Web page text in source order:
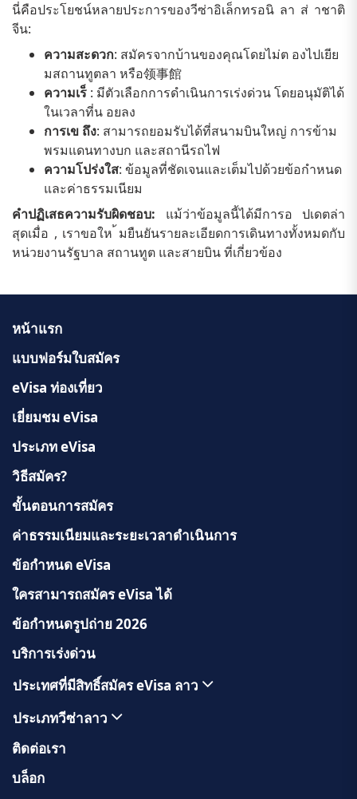
นี่คือประโยชน์หลายประการของวีซ่าอิเล็กทรอนิ ลา ส่ าชาติ
จีน:
ความสะดวก: สมัครจากบ้านของคุณโดยไม่ต องไปเยีย
มสถานทูตลา หรือ领事館
ความเร็ : มีตัวเลือกการดำเนินการเร่งด่วน โดยอนุมัติได้
ในเวลาที่น อยลง
การเข ถึง: สามารถยอมรับได้ที่สนามบินใหญ่ การข้าม
พรมแดนทางบก และสถานีรถไฟ
ความโปร่งใส: ข้อมูลที่ชัดเจนและเต็มไปด้วยข้อกำหนด
และค่าธรรมเนียม
คำปฏิเสธความรับผิดชอบ: แม้ว่าข้อมูลนี้ได้มีการอ ปเดตล่า
สุดเมื่อ , เราขอให ้มยืนยันรายละเอียดการเดินทางทั้งหมดกับ
หน่วยงานรัฐบาล สถานทูต และสายบิน ที่เกี่ยวข้อง
หน้าแรก
แบบฟอร์มใบสมัคร
eVisa ท่องเที่ยว
เยี่ยมชม eVisa
ประเภท eVisa
วิธีสมัคร?
ขั้นตอนการสมัคร
ค่าธรรมเนียมและระยะเวลาดำเนินการ
ข้อกำหนด eVisa
ใครสามารถสมัคร eVisa ได้
ข้อกำหนดรูปถ่าย 2026
บริการเร่งด่วน
ประเทศที่มีสิทธิ์สมัคร eVisa ลาว
ประเภทวีซ่าลาว
ติดต่อเรา
บล็อก